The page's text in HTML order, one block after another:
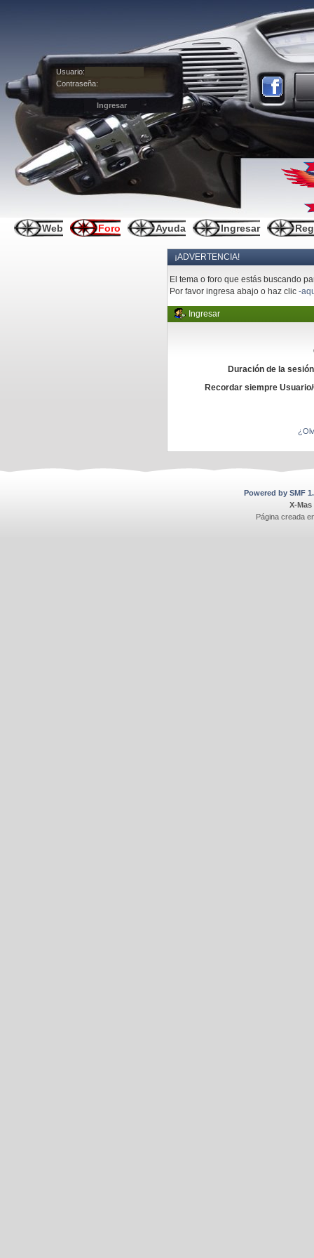
Usuario:
Contraseña:
Web Foro Ayuda Ingresar
¡ADVERTENCIA!
El tema o foro que estás buscando
Por favor ingresa abajo o haz clic-
Ingresar
Duración de la
Recordar siempre
Powered by SMF
X-Mas
Página creada